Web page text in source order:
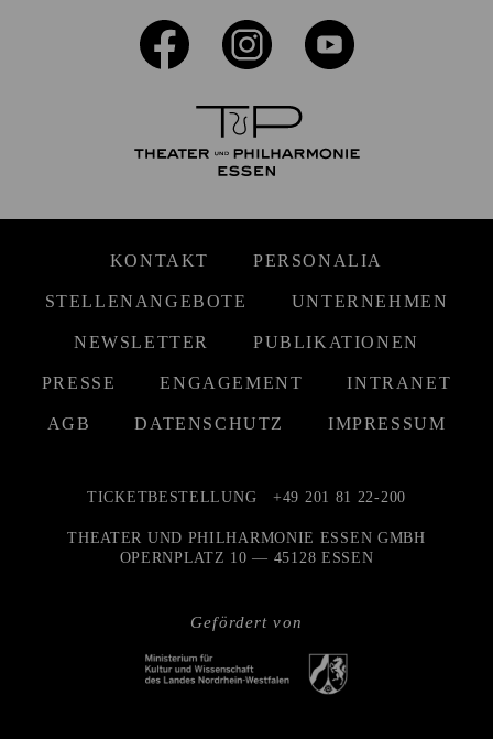
KONTAKT PERSONALIA
STELLENANGEBOTE UNTERNEHMEN
NEWSLETTER PUBLIKATIONEN
PRESSE ENGAGEMENT INTRANET
AGB DATENSCHUTZ IMPRESSUM
Gefördert von
TICKETBESTELLUNG +49 201 81 22-200
THEATER UND PHILHARMONIE ESSEN GMBH
OPERNPLATZ 10 — 45128 ESSEN